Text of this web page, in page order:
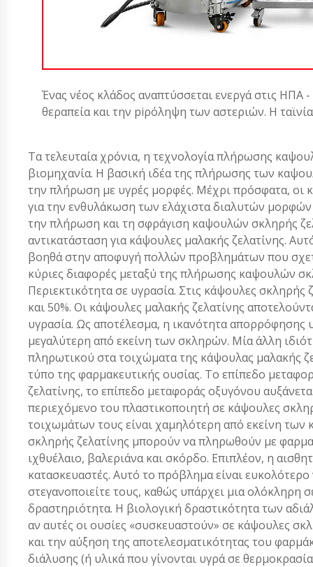
Ένας νέος κλάδος αναπτύσσεται ενεργά στις ΗΠΑ -
θεραπεία και την piρόληψη των αστεριών. Η
Τα τελευταία χρόνια, η τεχνολογία πλήρωσης
βιομηχανία. Η βασική ιδέα της πλήρωσης των
την πλήρωση με υγρές μορφές. Μέχρι πρόσφατα, οι
για την ενθυλάκωση των ελάχιστα διαλυτών μορφών
την πλήρωση και τη σφράγιση καψουλών σκληρής
αντικατάσταση για κάψουλες μαλακής ζελατίνης.
βοηθά στην αποφυγή πολλών προβλημάτων που
κύριες διαφορές μεταξύ της πλήρωσης καψουλών
Περιεκτικότητα σε υγρασία. Στις κάψουλες σκληρής
και 50%. Οι κάψουλες μαλακής ζελατίνης
υγρασία. Ως αποτέλεσμα, η ικανότητα απορρόφησης
μεγαλύτερη από εκείνη των σκληρών. Μία άλλη
πληρωτικού στα τοιχώματα της κάψουλας μαλακής
τύπο της φαρμακευτικής ουσίας. Το επίπεδο
ζελατίνης, το επίπεδο μεταφοράς οξυγόνου
περιεχόμενο του πλαστικοποιητή σε κάψουλες
τοιχωμάτων τους είναι χαμηλότερη από εκείνη
σκληρής ζελατίνης μπορούν να πληρωθούν με
ιχθυέλαιο, βαλεριάνα και σκόρδο. Επιπλέον, η
κατασκευαστές. Αυτό το πρόβλημα είναι ευκολότερο
στεγανοποιείτε τους, καθώς υπάρχει μια ολόκληρη
δραστηριότητα. Η βιολογική δραστικότητα των
αν αυτές οι ουσίες «συσκευαστούν» σε κάψουλες
και την αύξηση της αποτελεσματικότητας του
διάλυσης (ή υλικά που γίνονται υγρά σε